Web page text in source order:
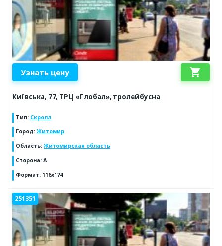
Узнать цену shopping_cart
Київська, 77, ТРЦ «Глобал», тролейбусна
Тип: Скролл
Город: Житомир
Область: Житомирская область
Сторона: А
Формат: 116х174
251351